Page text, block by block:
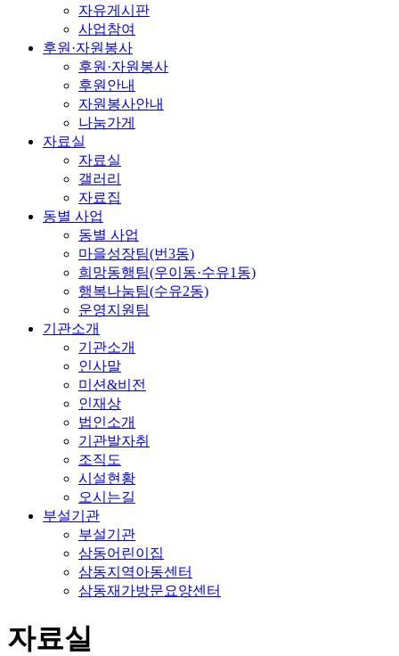
자유게시판
사업참여
후원·자원봉사
후원·자원봉사
후원안내
자원봉사안내
나눔가게
자료실
자료실
갤러리
자료집
동별 사업
동별 사업
마을성장팀(번3동)
희망동행팀(우이동·수유1동)
행복나눔팀(수유2동)
운영지원팀
기관소개
기관소개
인사말
미션&비전
인재상
법인소개
기관발자취
조직도
시설현황
오시는길
부설기관
부설기관
삼동어린이집
삼동지역아동센터
삼동재가방문요양센터
자료실